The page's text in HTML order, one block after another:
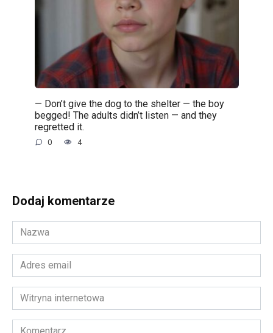
— Don’t give the dog to the shelter — the boy
begged! The adults didn’t listen — and they
regretted it.
0 4
Dodaj komentarze
Nazwa
*
Adres
email
*Witryna
internetowa
Komentarz